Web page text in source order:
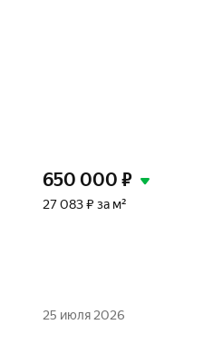
650 000 ₽
27 083 ₽ за м²
25 июля 2026